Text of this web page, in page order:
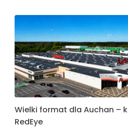
Wielki format dla Auchan –
RedEye